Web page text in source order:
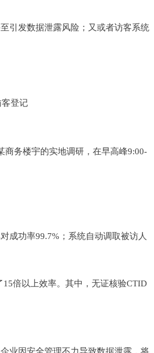
引发数据泄露风险；又或者访客系统
务楼宇的实地调研，在早高峰9:00-
成功率99.7%；系统自动调取被访人
倍以上效率。其中，无证核验CTID